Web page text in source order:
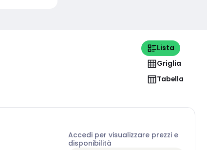
Lista
Griglia
Tabella
Accedi per visualizzare prezzi e
disponibilità